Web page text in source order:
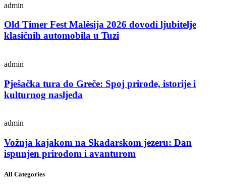
admin
Old Timer Fest Malësija 2026 dovodi ljubitelje
klasičnih automobila u Tuzi
admin
Pješačka tura do Greče: Spoj prirode, istorije i
kulturnog nasljeđa
admin
Vožnja kajakom na Skadarskom jezeru: Dan
ispunjen prirodom i avanturom
All Categories